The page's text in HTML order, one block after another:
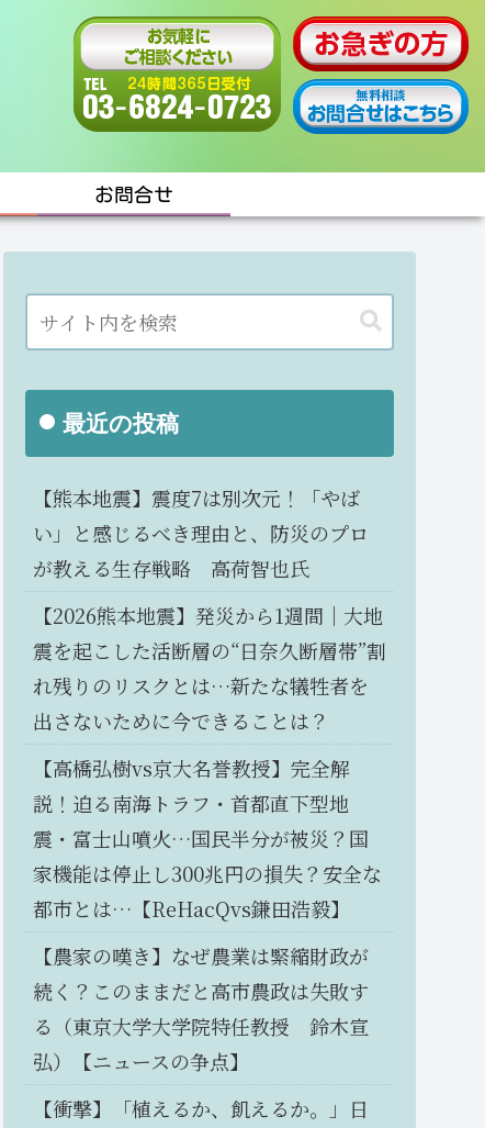
お問合せ
最近の投稿
【熊本地震】震度7は別次元！「やば
い」と感じるべき理由と、防災のプロ
が教える生存戦略 高荷智也氏
【2026熊本地震】発災から1週間｜大地
震を起こした活断層の“日奈久断層帯”割
れ残りのリスクとは…新たな犠牲者を
出さないために今できることは？
【高橋弘樹vs京大名誉教授】完全解
説！迫る南海トラフ・首都直下型地
震・富士山噴火…国民半分が被災？国
家機能は停止し300兆円の損失？安全な
都市とは…【ReHacQvs鎌田浩毅】
【農家の嘆き】なぜ農業は緊縮財政が
続く？このままだと高市農政は失敗す
る（東京大学大学院特任教授 鈴木宣
弘）【ニュースの争点】
【衝撃】「植えるか、飢えるか。」日